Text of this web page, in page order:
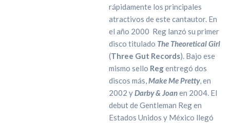
rápidamente los principales
atractivos de este cantautor. En
el año 2000 Reg lanzó su primer
disco titulado The Theoretical Girl
(Three Gut Records). Bajo ese
mismo sello Regentregó dos
discos más,Make Me Pretty, en
2002 yDarby & Joanen 2004. El
debut de Gentleman Reg en
Estados Unidos y México llegó